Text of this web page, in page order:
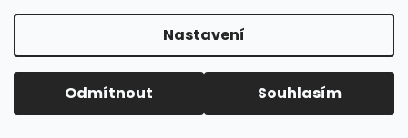
Nastavení
Odmítnout Souhlasím
Podmínky ochrany osobních údajů
Půjčovna